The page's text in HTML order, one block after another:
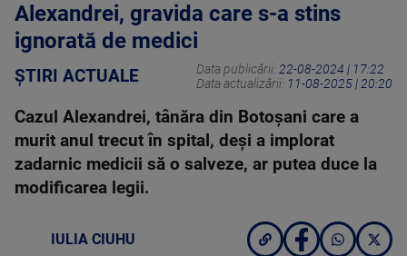
Alexandrei, gravida care s-a stins
ignorată de medici
ȘTIRI ACTUALE Data publicării: 22-08-2024 | 17:22
Data actualizării: 11-08-2025 | 20:20
Cazul Alexandrei, tânăra din Botoșani care a
murit anul trecut în spital, deși a implorat
zadarnic medicii să o salveze, ar putea duce la
modificarea legii.
IULIA CIUHU